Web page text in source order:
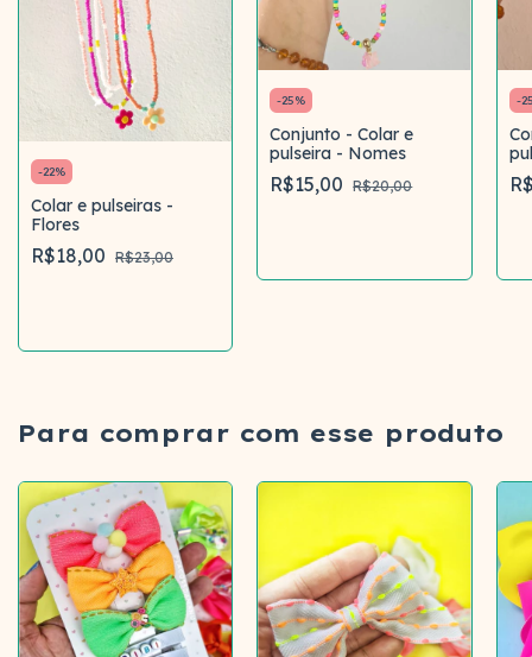
-22%
Colar e pulseiras -
Flores
R$18,00 R$23,00
-25%
Conjunto - Colar e
pulseira - Nomes
R$15,00 R$20,00
-
Para comprar com esse produto